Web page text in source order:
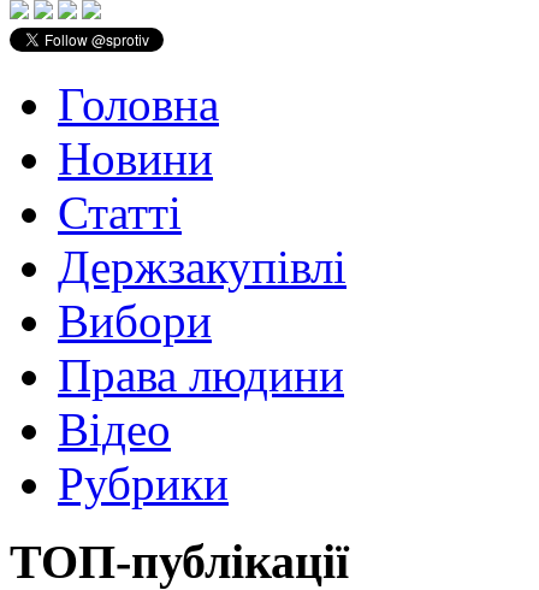
Головна
Новини
Статті
Держзакупівлі
Вибори
Права людини
Відео
Рубрики
ТОП-публікації